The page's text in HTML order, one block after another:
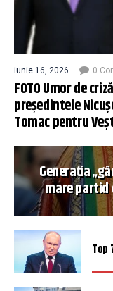
iunie 16, 2026 0
FOTO Umor de
președintele
Tomac pentru
Generația
mare partid
Top